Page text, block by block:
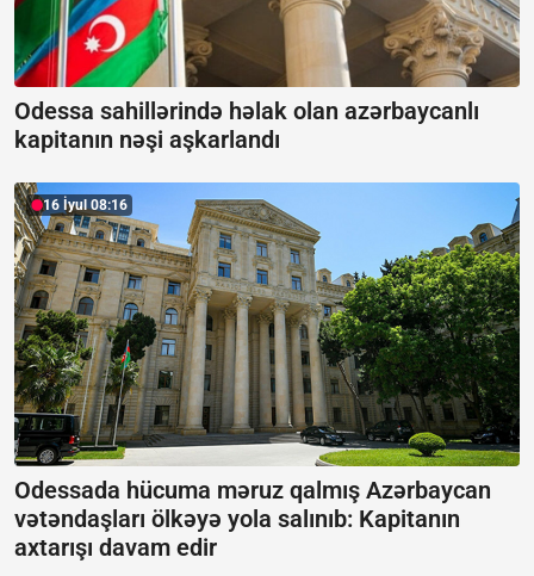
Odessa sahillərində həlak olan azərbaycanlı
kapitanın nəşi aşkarlandı
16 İyul 08:16
Odessada hücuma məruz qalmış Azərbaycan
vətəndaşları ölkəyə yola salınıb: Kapitanın
axtarışı davam edir